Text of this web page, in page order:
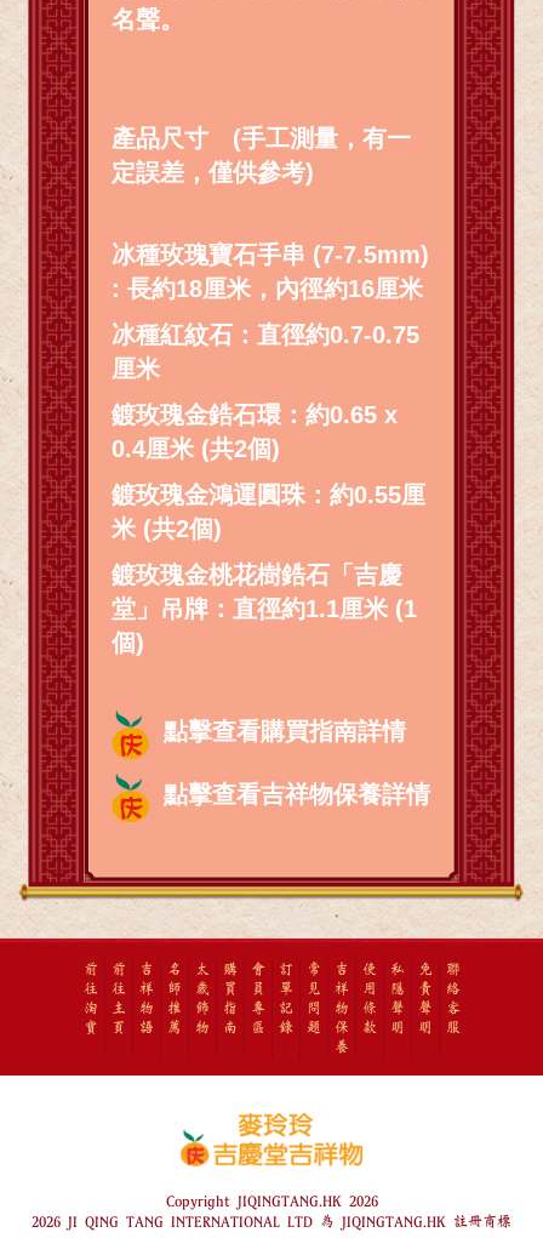
名聲。
產品尺寸 (手工測量，有一
定誤差，僅供參考)
冰種玫瑰寶石手串 (7-7.5mm)
: 長約18厘米，內徑約16厘米
冰種紅紋石：直徑約0.7-0.75
厘米
鍍玫瑰金鋯石環：約0.65 x
0.4厘米 (共2個)
鍍玫瑰金鴻運圓珠：約0.55厘
米 (共2個)
鍍玫瑰金桃花樹鋯石「吉慶
堂」吊牌：直徑約1.1厘米 (1
個)
點擊查看購買指南詳情
點擊查看吉祥物保養詳情
前
往
淘
寶
前
往
主
頁
吉
祥
物
語
名
師
推
薦
太
歲
飾
物
購
買
指
南
會
員
專
區
訂
單
記
錄
常
見
問
題
吉
祥
物
保
養
使
用
條
款
私
隱
聲
明
免
責
聲
明
聯
絡
客
服
Copyright JIQINGTANG.HK 2026
2026 JI QING TANG INTERNATIONAL LTD 為 JIQINGTANG.HK 註冊商標